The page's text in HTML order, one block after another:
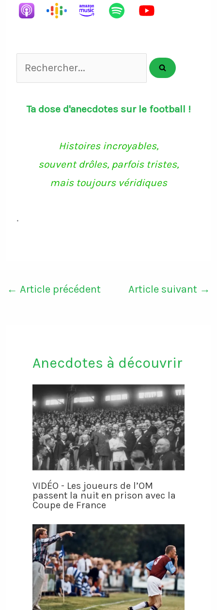
Rechercher...
Ta dose d'anecdotes sur le football !
Histoires incroyables,
souvent drôles, parfois tristes,
mais toujours véridiques
.
← Article précédent Article suivant →
Anecdotes à découvrir
VIDÉO - Les joueurs de l’OM
passent la nuit en prison avec la
Coupe de France